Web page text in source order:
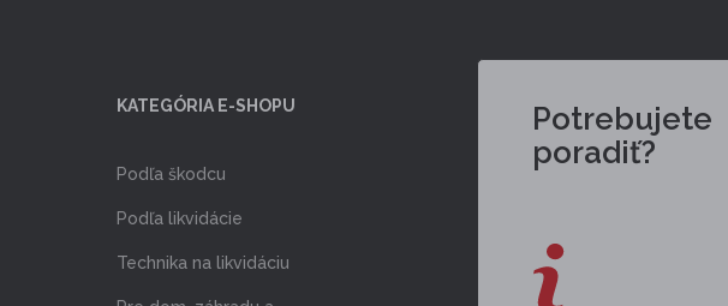
KATEGÓRIA E-SHOPU
Podľa škodcu
Podľa likvidácie
Technika na likvidáciu
Potrebujete
poradiť?